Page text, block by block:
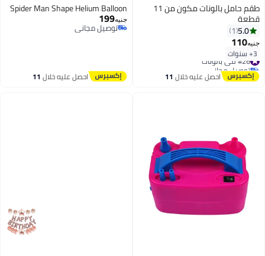
طقم حامل بالونات مكون من 11
قطعة
5.0
1
جنيه110
3+ سنوات #26 في بالونات
توصيل مجاني
#26 في بالونات احصل عليه خلال 11
Spider Man Shape Helium Balloon
جنيه199
توصيل مجاني
توصيل مجاني
احصل عليه خلال 11